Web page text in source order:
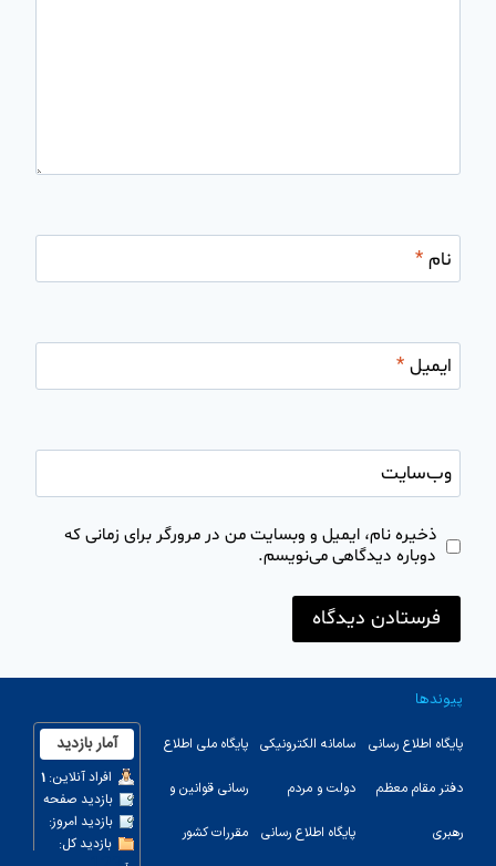
نام*
ایمیل*
وب‌سایت
ذخیره نام، ایمیل و وبسایت من در مرورگر برای زمانی که
دوباره دیدگاهی می‌نویسم.
پیوندها
پایگاه اطلاع رسانی
دفتر مقام معظم
رهبری
سامانه الکترونیکی
دولت و مردم
پایگاه اطلاع رسانی
پایگاه ملی اطلاع
رسانی قوانین و
مقررات کشور